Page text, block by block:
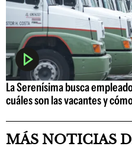
La Serenísima busca
cuáles son las vacantes y
MÁS NOTICIAS